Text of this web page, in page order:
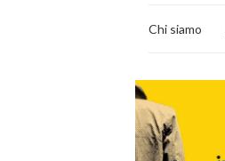
Chi siamo